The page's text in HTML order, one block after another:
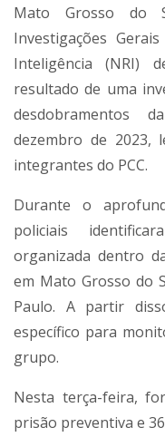
Mato Grosso do
Investigações
Inteligência (NRI)
resultado de uma
desdobramentos
dezembro de 2023,
integrantes do PCC.
Durante o
policiais
organizada dentro
em Mato Grosso do
Paulo. A partir
específico para
grupo.
Nesta terça-feira,
prisão preventiva e